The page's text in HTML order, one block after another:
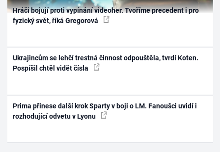
Hráči bojují proti vypínání videoher. Tvoříme precedent i pro
fyzický svět, říká Gregorová
Ukrajincům se lehčí trestná činnost odpouštěla, tvrdí Koten.
Pospíšil chtěl vidět čísla
Prima přinese další krok Sparty v boji o LM. Fanoušci uvidí i
rozhodující odvetu v Lyonu